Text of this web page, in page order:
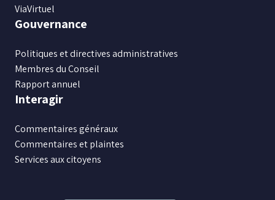
ViaVirtuel
Gouvernance
Politiques et directives administratives
Membres du Conseil
Rapport annuel
Interagir
Commentaires généraux
Commentaires et plaintes
Services aux citoyens